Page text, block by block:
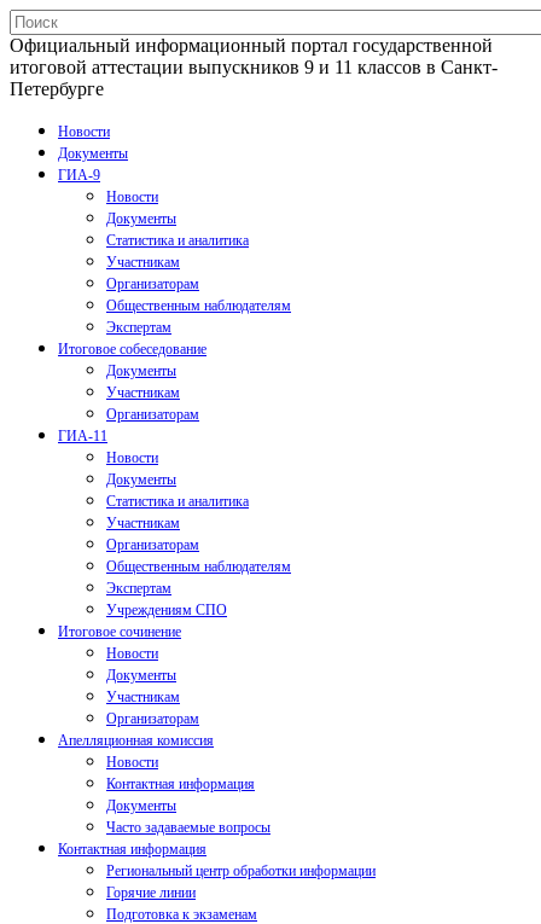
Официальный информационный портал государственной
итоговой аттестации выпускников 9 и 11 классов в Санкт-
Петербурге
Новости
Документы
ГИА-9
Новости
Документы
Статистика и аналитика
Участникам
Организаторам
Общественным наблюдателям
Экспертам
Итоговое собеседование
Документы
Участникам
Организаторам
ГИА-11
Новости
Документы
Статистика и аналитика
Участникам
Организаторам
Общественным наблюдателям
Экспертам
Учреждениям СПО
Итоговое сочинение
Новости
Документы
Участникам
Организаторам
Апелляционная комиссия
Новости
Контактная информация
Документы
Часто задаваемые вопросы
Контактная информация
Региональный центр обработки информации
Горячие линии
Подготовка к экзаменам